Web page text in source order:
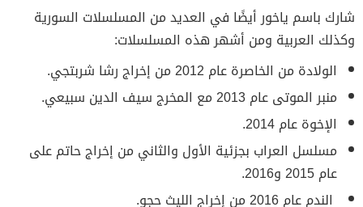
شارك باسم ياخور أيضًا في العديد من المسلسلات السورية
وكذلك العربية ومن أشهر هذه المسلسلات:
الولادة من الخاصرة عام 2012 من إخراج رشا شربتجي.
منبر الموتى عام 2013 مع المخرج سيف الدين سبيعي.
الإخوة عام 2014.
مسلسل العراب بجزئية الأول والثاني من إخراج حاتم على
عام 2015 و2016.
الندم عام 2016 من إخراج الليث حجو.